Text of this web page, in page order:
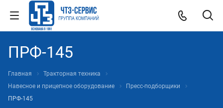
ПРФ-145
Главная
Тракторная техника
Навесное и прицепное оборудование
Пресс-подборщики
ПРФ-145